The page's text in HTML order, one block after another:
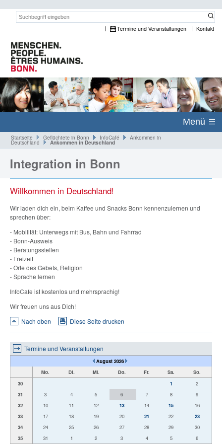
Suchwort:
Termine und Veranstaltungen Kontakt
Menü
Startseite Geflüchtete in Bonn InfoCafé Ankommen in
Deutschland Ankommen in Deutschland
Integration in Bonn
Willkommen in Deutschland!
Wir laden dich ein, beim Kaffee und Snacks Bonn kennenzulernen und
sprechen über:
- Mobilität: Unterwegs mit Bus, Bahn und Fahrrad
- Bonn-Ausweis
- Beratungsstellen
- Freizeit
- Orte des Gebets, Religion
- Sprache lernen
InfoCafe ist kostenlos und mehrsprachig!
Wir freuen uns aus Dich!
Nach oben
Diese Seite drucken
Termine und Veranstaltungen
August 2026
Mo.
Di. Mi. Do. Fr. Sa.
So.
30
1
2
31
3 4 5 6 7 8
9
32
10 11 12 13 14 15
16
33
17 18 19 20 21 22
23
34
24 25 26 27 28 29
30
35
31 1 2 3 4 5 6